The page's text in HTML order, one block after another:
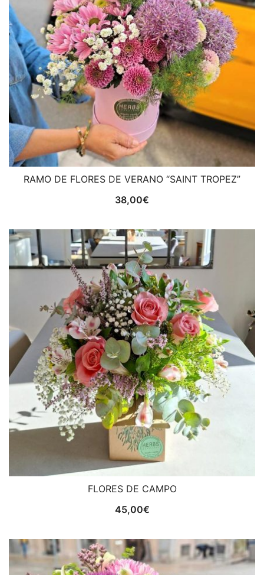
RAMO DE FLORES DE VERANO “SAINT TROPEZ”
38,00€
FLORES DE CAMPO
45,00€